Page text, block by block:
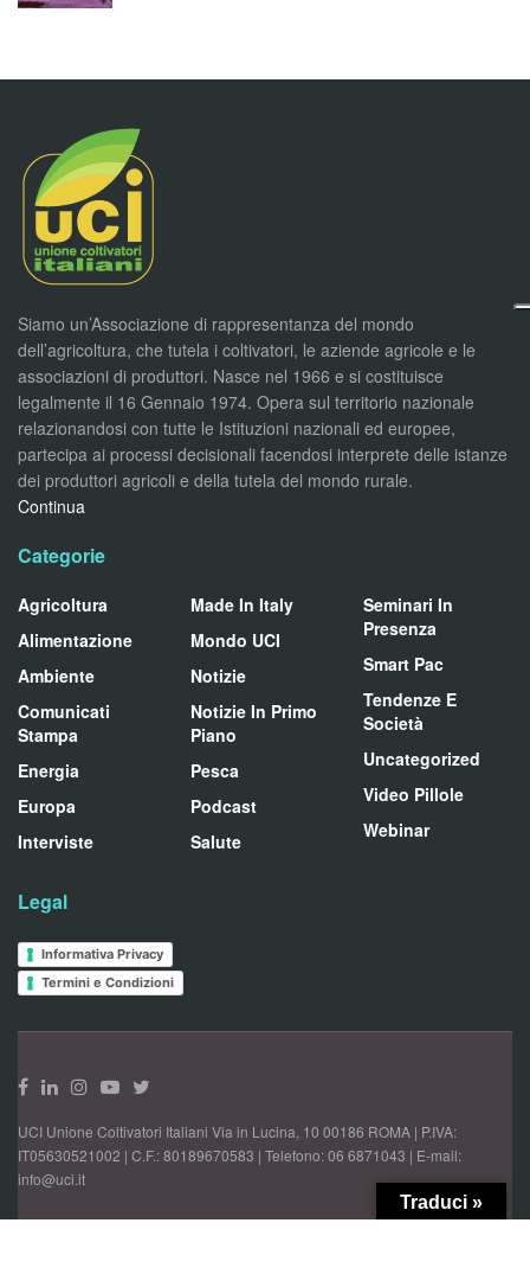
Siamo un’Associazione di rappresentanza del mondo
dell’agricoltura, che tutela i coltivatori, le aziende agricole e le
associazioni di produttori. Nasce nel 1966 e si costituisce
legalmente il 16 Gennaio 1974. Opera sul territorio nazionale
relazionandosi con tutte le Istituzioni nazionali ed europee,
partecipa ai processi decisionali facendosi interprete delle istanze
dei produttori agricoli e della tutela del mondo rurale.
Continua
Categorie
Agricoltura
Alimentazione
Ambiente
Comunicati
Stampa
Energia
Europa
Interviste
Made In Italy
Mondo UCI
Notizie
Notizie In Primo
Piano
Pesca
Podcast
Salute
Seminari In
Presenza
Smart Pac
Tendenze E
Società
Uncategorized
Video Pillole
Webinar
Legal
Informativa Privacy
Termini e Condizioni
UCI Unione Coltivatori Italiani Via in Lucina, 10 00186 ROMA | P.IVA:
IT05630521002 | C.F.: 80189670583 | Telefono: 06 6871043 | E-mail:
info@uci.it
Traduci »